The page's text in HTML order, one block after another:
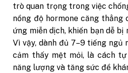
trò quan trọng trong việc
nồng độ hormone căng
ứng miễn dịch, khiến bạn dễ
Vì vậy, dành đủ 7–9 tiếng
cảm thấy mệt mỏi, là cách
năng lượng và tăng sức đề